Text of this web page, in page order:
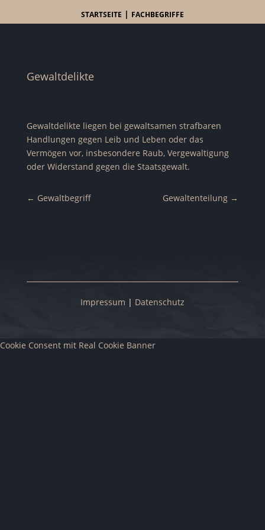
STARTSEITE | FACHBEGRIFFE
Gewaltdelikte
Gewaltdelikte liegen bei gewaltsamen strafbaren
Handlungen gegen Leib und Leben oder das
Vermögen vor, insbesondere Raub, Vergewaltigung
oder Widerstand gegen die Staatsgewalt.
← Gewaltbegriff Gewaltenteilung →
Impressum | Datenschutz
Cookie Consent mit Real Cookie Banner